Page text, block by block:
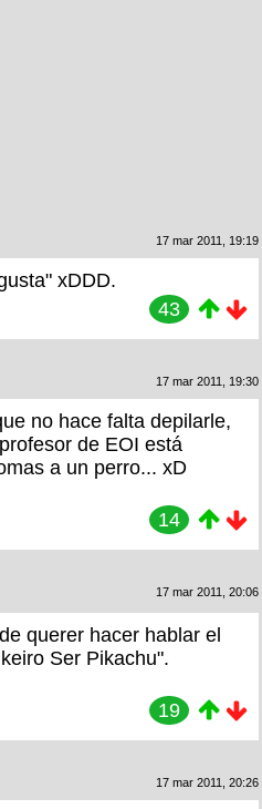
17 mar 2011, 19:19
xDDD.
43
17 mar 2011, 19:30
no hace falta depilarle,
de EOI está
a un perro... xD
14
17 mar 2011, 20:06
querer hacer hablar el
Ser Pikachu".
19
17 mar 2011, 20:26